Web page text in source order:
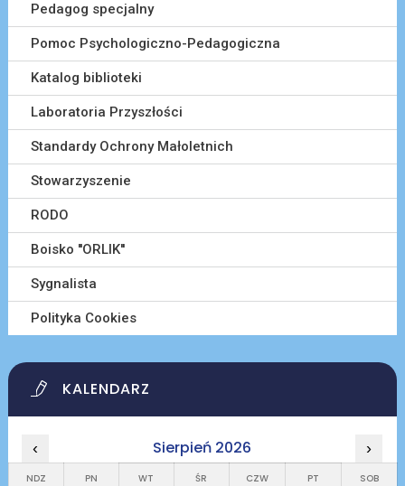
Pedagog specjalny
Pomoc Psychologiczno-Pedagogiczna
Katalog biblioteki
Laboratoria Przyszłości
Standardy Ochrony Małoletnich
Stowarzyszenie
RODO
Boisko ''ORLIK''
Sygnalista
Polityka Cookies
KALENDARZ
‹ Sierpień 2026 ›
NDZ PN WT ŚR CZW PT SOB